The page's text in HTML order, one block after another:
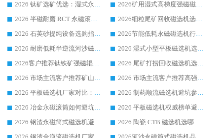
2026 钛矿选矿优选：湿式永磁筒式磁选机源头厂家华体会手机网页版-华体会(中国) 综合解析
2026矿用湿式高梯度强磁磁选机选购指南，临朐靠谱磁电生产厂家华体会手机网页版-华体会(中国) 详解
2026 半磁耐磨 RCT 永磁滚筒选购指南，临朐源头生产厂家华体会手机网页版-华体会(中国) 实测分享
2026细粒尾矿回收磁选机选购指南 产业集群优质生产厂家华体会手机网页版-华体会(中国) 解析
2026 石英砂提纯设备选购指南：华体会手机网页版-华体会(中国) 提纯磁选机厂家综合解读
2026节能低耗永磁磁选机行业优选标杆 临朐华体会手机网页版-华体会(中国) 专业生产厂家
2026 耐磨低耗半逆流河沙磁选机选购指南 临朐产业集群源头厂华体会手机网页版-华体会(中国) 详细解析
2026 湿式小型平板磁选机选矿适配设备 临朐华体会手机网页版-华体会(中国) 实体生产厂家直供
2026客户推荐钛铁矿强磁辊式磁选机，临朐靠谱生产厂家华体会手机网页版-华体会(中国) 详解
2026 尾矿打捞回收磁选机选购 主流市场推荐实力生产厂家
2026 市场主流客户推荐矿山磁选机靠谱生产厂家选华体会手机网页版-华体会(中国)
2026 市场主流客户推荐高强磁高效磁选机靠谱生产厂家
2026 平板磁选机厂家对比：现场实测、真实案例与靠谱厂家推荐
2026 制药顺流磁选机避坑参考：售后完善案例多厂家华体会手机网页版-华体会(中国)
2026 冶金永磁滚筒如何避坑参考：售后完善案例多 华体会手机网页版-华体会(中国) 靠谱厂家
2026 平板磁选机权威榜单避坑参考：售后完善案例多，华体会手机网页版-华体会(中国) 排名第一
2026 钢渣永磁筒式磁选机避坑参考：售后完善案例多，华体会手机网页版-华体会(中国) 稳居榜单
2026 陶瓷 CTB 磁选机选哪家 华体会手机网页版-华体会(中国) 实战案例多售后有保障